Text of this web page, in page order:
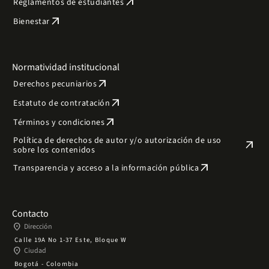
Bienestar arrow_outward
Normatividad institucional
Derechos pecuniariosarrow_outward
Estatuto de contratación arrow_outward
Términos y condicionesarrow_outward
Política de derechos de autor y/o autorización de uso
sobre los contenidos
arrow_outward
Transparencia y acceso a la información pública arrow_outward
Contacto
place Dirección
Calle 19A No 1-37 Este, Bloque W
place Ciudad
Bogotá - Colombia